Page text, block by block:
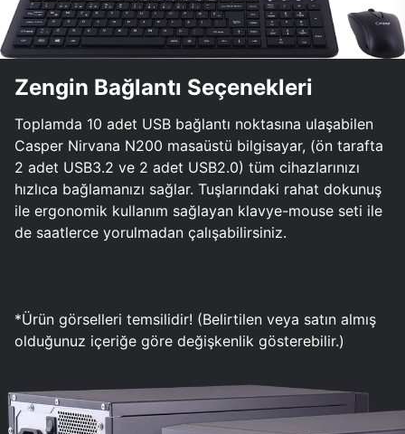
Zengin Bağlantı Seçenekleri
Toplamda 10 adet USB bağlantı noktasına ulaşabilen
Casper Nirvana N200 masaüstü bilgisayar, (ön tarafta
2 adet USB3.2 ve 2 adet USB2.0) tüm cihazlarınızı
hızlıca bağlamanızı sağlar. Tuşlarındaki rahat dokunuş
ile ergonomik kullanım sağlayan klavye-mouse seti ile
de saatlerce yorulmadan çalışabilirsiniz.
*Ürün görselleri temsilidir! (Belirtilen veya satın almış
olduğunuz içeriğe göre değişkenlik gösterebilir.)